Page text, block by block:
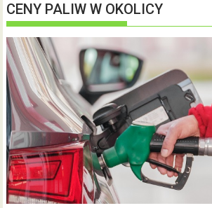
CENY PALIW W OKOLICY